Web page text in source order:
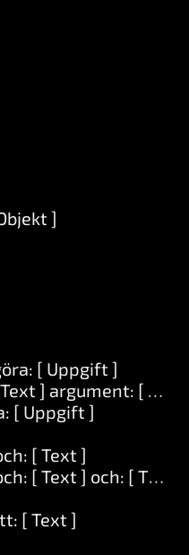
]
[ Uppgift ]
] argument: [
[ Uppgift ]
[ Text ]
[ Text ] och: [ Text ]
[ Text ]